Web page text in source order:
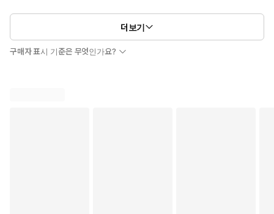
더보기
구매자 표시 기준은 무엇인가요?